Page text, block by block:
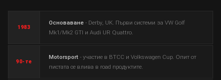
1983
Основаване - Derby, UK. Първи системи за VW Golf
Mk1/Mk2 GTI и Audi UR Quattro.
90-те
Motorsport - участие в BTCC и Volkswagen Cup. Опит от
пистата се влива в road продуктите.